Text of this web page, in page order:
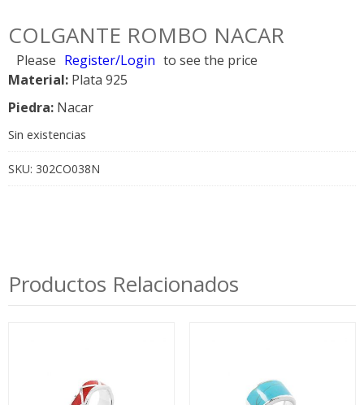
COLGANTE ROMBO NACAR
Please Register/Login to see the price
Material: Plata 925
Piedra: Nacar
Sin existencias
SKU: 302CO038N
Productos Relacionados